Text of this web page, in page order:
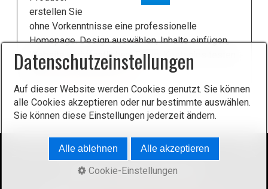
erstellen Sie
ohne Vorkenntnisse eine professionelle
Homepage. Design auswählen, Inhalte einfügen,
Website veröffentlichen. Fertig. Kostenlos testen
unterzeta-producer.com.
Startseite Kontakt
Impressum
Datenschutzeinstellungen
Auf dieser Website werden Cookies genutzt. Sie können
alle Cookies akzeptieren oder nur bestimmte auswählen.
Sie können diese Einstellungen jederzeit ändern.
Alle ablehnen Alle akzeptieren
Cookie-Einstellungen